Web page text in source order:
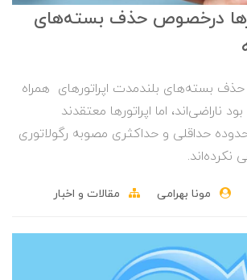
درخصوص حذف بسته‌های
حذف بسته‌های بلندمدت اپراتورهای همراه
ناراضی‌اند، اما اپراتورها معتقدند
حداقلی و حداکثری مصوبه رگولاتوری
نکرده‌اند.
مونا بهرامی مقالات و اخبار